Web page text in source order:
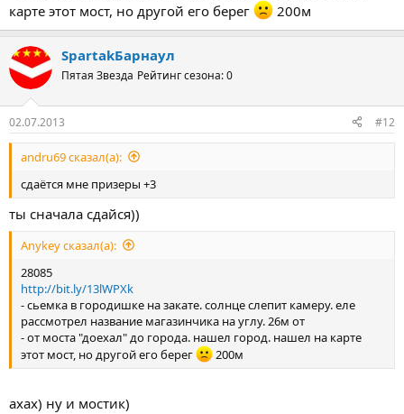
карте этот мост, но другой его берег
200м
SpartakБарнаул
Пятая Звезда Рейтинг сезона: 0
02.07.2013 #12
andru69 сказал(а):
сдаётся мне призеры +3
ты сначала сдайся))
Anykey сказал(а):
28085
http://bit.ly/13lWPXk
- сьемка в городишке на закате. солнце слепит камеру. еле
рассмотрел название магазинчика на углу. 26м от
- от моста "доехал" до города. нашел город. нашел на карте
этот мост, но другой его берег
200м
ахах) ну и мостик)